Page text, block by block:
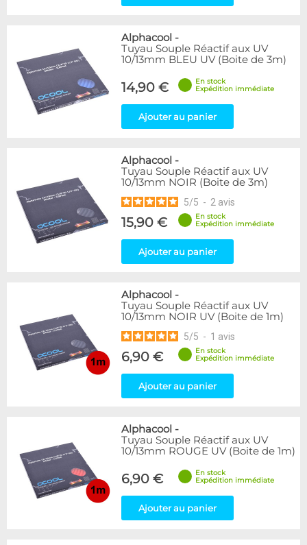
Alphacool -
Tuyau Souple Réactif aux UV
10/13mm BLEU UV (Boite de 3m)
14,90 €
En stock
Expédition immédiate
Ajouter au panier
Alphacool -
Tuyau Souple Réactif aux UV
10/13mm NOIR (Boite de 3m)
5/5 - 2 avis
15,90 €
En stock
Expédition immédiate
Ajouter au panier
Alphacool -
Tuyau Souple Réactif aux UV
10/13mm NOIR UV (Boite de 1m)
5/5 - 1 avis
6,90 €
En stock
Expédition immédiate
Ajouter au panier
Alphacool -
Tuyau Souple Réactif aux UV
10/13mm ROUGE UV (Boite de 1m)
6,90 €
En stock
Expédition immédiate
Ajouter au panier